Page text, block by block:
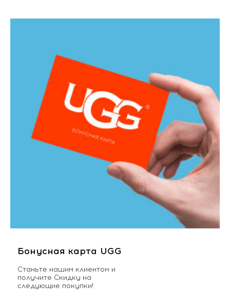
Бонусная карта UGG
Станьте нашим клиентом и
получите Скидку на
следующие покупки!